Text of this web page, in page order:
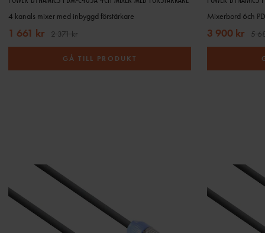
4 kanals mixer med inbyggd förstärkare
1 661 kr 2 371 kr
GÅ TILL PRODUKT
3 900 kr 5